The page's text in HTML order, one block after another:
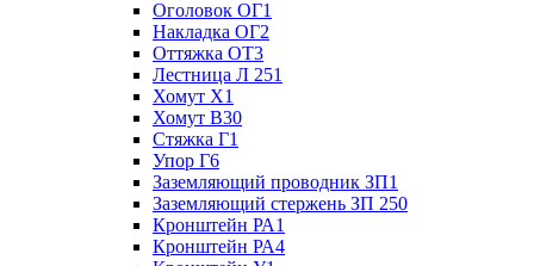
Оголовок ОГ1
Накладка ОГ2
Оттяжка ОТ3
Лестница Л 251
Хомут Х1
Хомут В30
Стяжка Г1
Упор Г6
Заземляющий проводник ЗП1
Заземляющий стержень ЗП 250
Кронштейн РА1
Кронштейн РА4